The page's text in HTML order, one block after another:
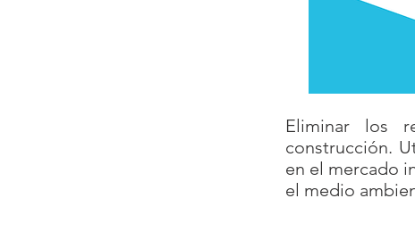
Eliminar los
construcción.
en el mercado
el medio